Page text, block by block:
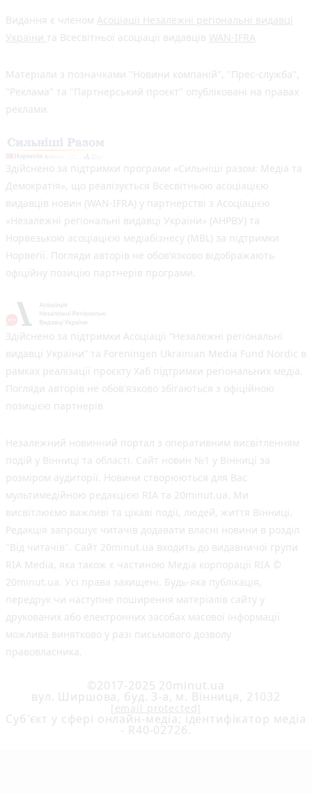
Видання є членом Асоціації Незалежні регіональні видавці
України та Всесвітньої асоціації видавців WAN-IFRA
Матеріали з позначками "Новини компаній", "Прес-служба",
"Реклама" та "Партнерський проєкт" опубліковані на правах
реклами.
Здійснено за підтримки програми «Сильніші разом: Медіа та
Демократія», що реалізується Всесвітньою асоціацією
видавців новин (WAN-IFRA) у партнерстві з Асоціацією
«Незалежні регіональні видавці України» (АНРВУ) та
Норвезькою асоціацією медіабізнесу (MBL) за підтримки
Норвегії. Погляди авторів не обов’язково відображають
офіційну позицію партнерів програми.
Здійснено за підтримки Асоціації “Незалежні регіональні
видавці України” та Foreningen Ukrainian Media Fund Nordic в
рамках реалізації проєкту Хаб підтримки регіональних медіа.
Погляди авторів не обов'язково збігаються з офіційною
позицією партнерів
Незалежний новинний портал з оперативним висвітленням
подій у Вінниці та області. Сайт новин №1 у Вінниці за
розміром аудиторії. Новини створюються для Вас
мультимедійною редакцією RIA та 20minut.ua. Ми
висвітлюємо важливі та цікаві події, людей, життя Вінниці.
Редакція запрошує читачів додавати власні новини в розділ
"Від читачів". Сайт 20minut.ua входить до видавничої групи
RIA Media, яка також є частиною Медіа корпорації RIA ©
20minut.ua. Усі права захищені. Будь-яка публiкацiя,
передрук чи наступне поширення матеріалів сайту у
друкованих або електронних засобах масової інформації
можлива винятково у разі письмового дозволу
правовласника.
©2017-2025 20minut.ua
вул. Ширшова, буд. 3-а, м. Вінниця, 21032
[email protected]
Cуб'єкт у сфері онлайн-медіа; ідентифікатор медіа
- R40-02726.